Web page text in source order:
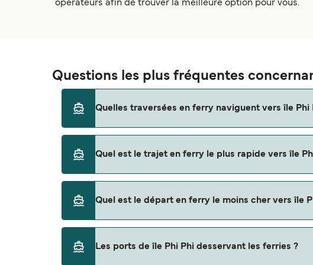
operateurs afin de trouver la meilleure option pour vous.
Questions les plus fréquentes
Quelles traversées en ferry naviguent vers île Phi
Quel est le trajet en ferry le plus rapide vers île
d’environ 30 minutes.
Quel est le départ en ferry le moins cher vers île
réservation.
Les ports de île Phi Phi desservant les ferries ?